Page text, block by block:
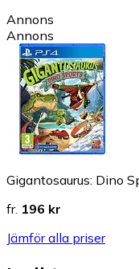
Annons
Annons
Gigantosaurus: Dino
fr. 196 kr
Jämför alla priser